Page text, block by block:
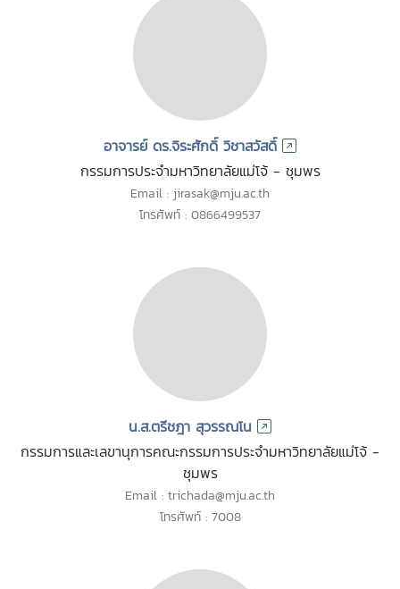
อาจารย์ ดร.จิระศักดิ์ วิชาสวัสดิ์
กรรมการประจำมหาวิทยาลัยแม่โจ้ - ชุมพร
Email : jirasak@mju.ac.th
โทรศัพท์ : 0866499537
น.ส.ตรีชฎา สุวรรณโน
กรรมการและเลขานุการคณะกรรมการประจำมหาวิทยาลัยแม่โจ้ -
ชุมพร
Email : trichada@mju.ac.th
โทรศัพท์ : 7008